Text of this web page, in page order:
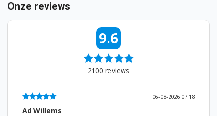
Onze reviews
9.6
2100 reviews
06-08-2026 07:18
Ad Willems